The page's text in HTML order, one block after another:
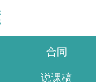
合同
说课稿